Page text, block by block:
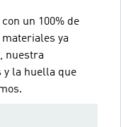
un 100% de
ya
nuestra
y la huella que